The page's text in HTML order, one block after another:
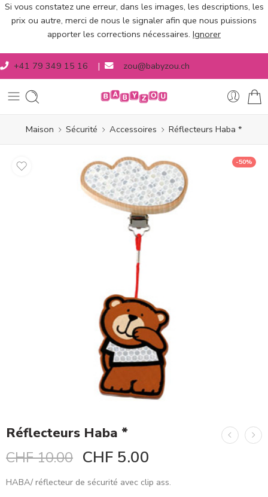
Si vous constatez une erreur, dans les images, les descriptions, les
prix ou autre, merci de nous le signaler afin que nous puissions
apporter les corrections nécessaires. Ignorer
+41 79 349 15 16 | zou@babyzou.ch
Maison Sécurité Accessoires Réflecteurs Haba *
-50%
Réflecteurs Haba *
CHF10.00 CHF 5.00
HABA/ réflecteur de sécurité avec clip ass.